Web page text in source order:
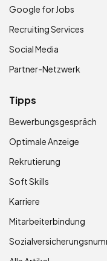
Google for Jobs
Recruiting Services
Social Media
Partner-Netzwerk
Tipps
Bewerbungsgespräch
Optimale Anzeige
Rekrutierung
Soft Skills
Karriere
Mitarbeiterbindung